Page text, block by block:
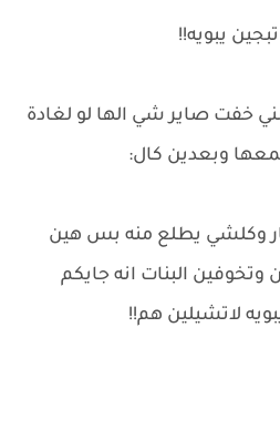
يبويه!!
خفت صاير شي الها لو لغادة
وبعدين كال:
وكلشي يطلع منه بس هين
وتخوفين البنات انه جايكم
لاتشيلين هم!!